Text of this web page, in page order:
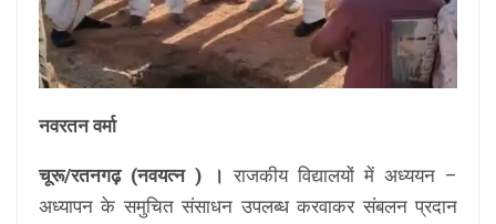
नवरतन वर्मा
चूरू/रतनगढ़ (नवयत्न ) । राजकीय विद्यालयों में अध्ययन –
अध्यापन के समुचित संसाधन उपलब्ध करवाकर संबलन प्रदान